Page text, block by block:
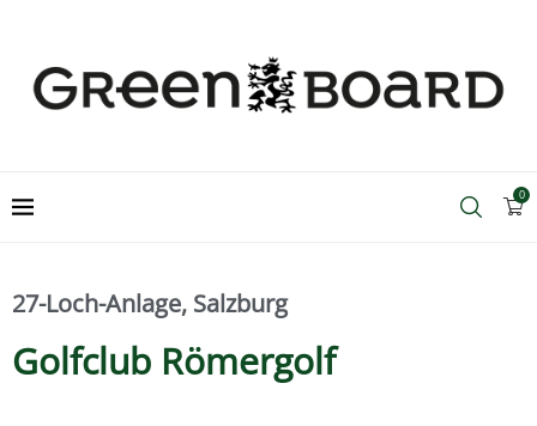
0
27-Loch-Anlage, Salzburg
Golfclub Römergolf